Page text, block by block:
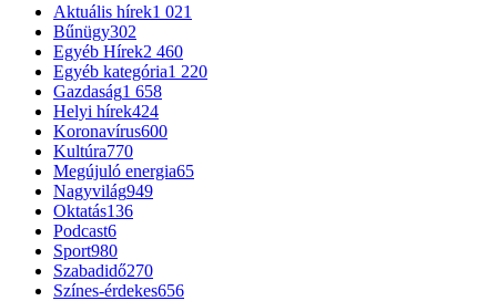
Aktuális hírek1 021
Bűnügy302
Egyéb Hírek2 460
Egyéb kategória1 220
Gazdaság1 658
Helyi hírek424
Koronavírus600
Kultúra770
Megújuló energia65
Nagyvilág949
Oktatás136
Podcast6
Sport980
Szabadidő270
Színes-érdekes656